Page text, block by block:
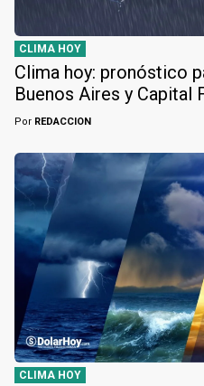
CLIMA HOY
Clima hoy: pronóstico
Buenos Aires y Capital
Por REDACCION
CLIMA HOY